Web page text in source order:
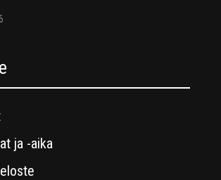
ja -aika